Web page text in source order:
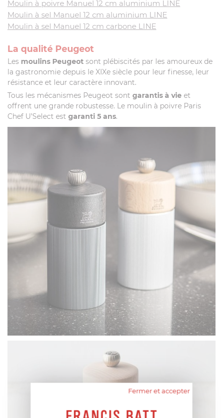
Moulin à poivre Manuel 12 cm aluminium LINE
Moulin à sel Manuel 12 cm aluminium LINE
Moulin à sel Manuel 12 cm carbone LINE
La qualité Peugeot
Les moulins Peugeot sont plébiscités par les amoureux de
la gastronomie depuis le XIXe siècle pour leur finesse, leur
résistance et leur caractère innovant.
Tous les mécanismes Peugeot sont garantis à vie et
offrent une grande robustesse. Le moulin à poivre Paris
Chef U’Select est garanti 5 ans.
Fermer et accepter